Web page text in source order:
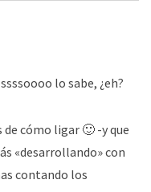
lo sabe, ¿eh?
cómo ligar 🙂 -y que
«desarrollando» con
contando los